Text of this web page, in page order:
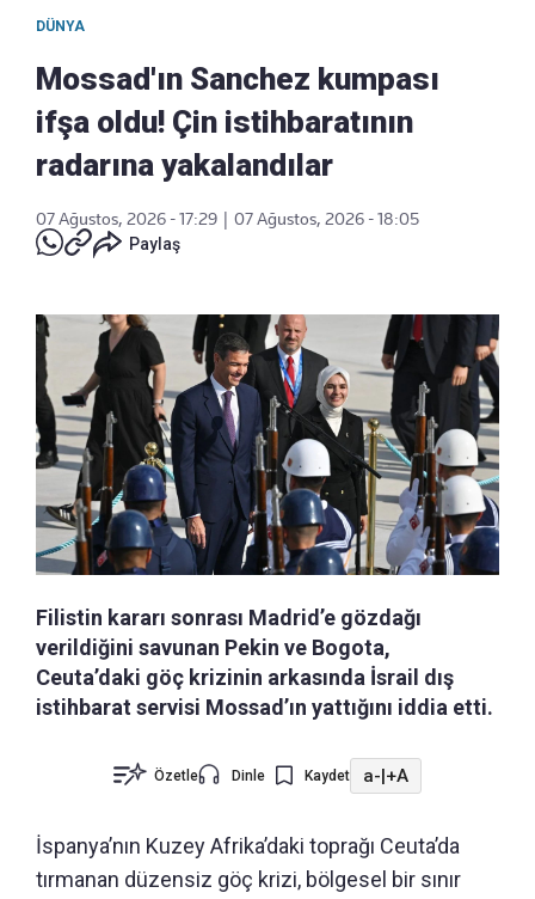
DÜNYA
Mossad'ın Sanchez kumpası
ifşa oldu! Çin istihbaratının
radarına yakalandılar
07 Ağustos, 2026 - 17:29
07 Ağustos, 2026 - 18:05
Paylaş
Filistin kararı sonrası Madrid’e gözdağı
verildiğini savunan Pekin ve Bogota,
Ceuta’daki göç krizinin arkasında İsrail dış
istihbarat servisi Mossad’ın yattığını iddia etti.
Özetle Dinle Kaydet a-|+A
İspanya’nın Kuzey Afrika’daki toprağı Ceuta’da
tırmanan düzensiz göç krizi, bölgesel bir sınır